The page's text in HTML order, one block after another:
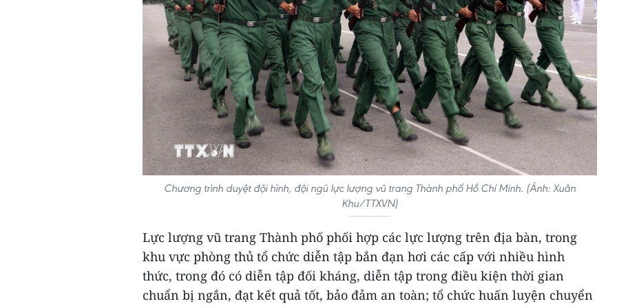
Chương trình duyệt đội hình, đội ngũ lực lượng vũ trang Thành phố Hồ Chí Minh. (Ảnh: Xuân
Khu/TTXVN)
Lực lượng vũ trang Thành phố phối hợp các lực lượng trên địa bàn, trong
khu vực phòng thủ tổ chức diễn tập bắn đạn hơi các cấp với nhiều hình
thức, trong đó có diễn tập đối kháng, diễn tập trong điều kiện thời gian
chuẩn bị ngắn, đạt kết quả tốt, bảo đảm an toàn; tổ chức huấn luyện chuyển